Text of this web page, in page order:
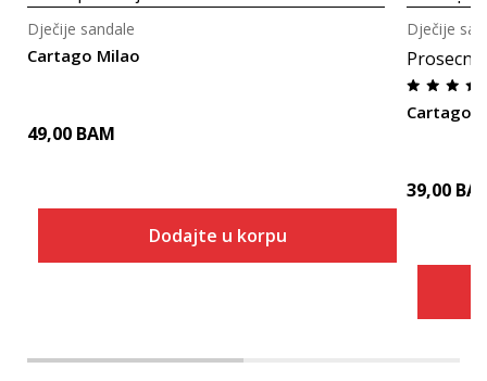
Cartago Milao
Dječije sandale
49,00 BAM
Dodajte u korpu
Cartago
Dječije
39,00